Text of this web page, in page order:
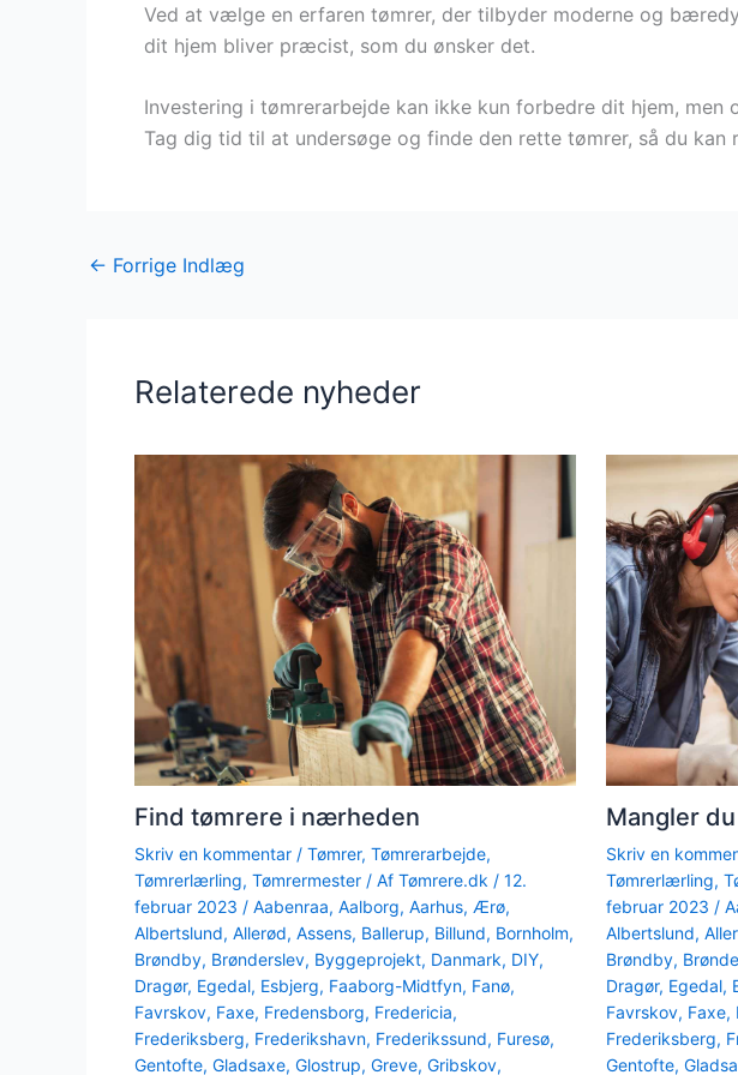
Ved at vælge en erfaren tømrer, der tilbyder moderne og
dit hjem bliver præcist, som du ønsker det.
Investering i tømrerarbejde kan ikke kun forbedre dit hjem,
Tag dig tid til at undersøge og finde den rette tømrer, så du kan
← Forrige Indlæg
Relaterede nyheder
Find tømrere i nærheden
Skriv en kommentar / Tømrer, Tømrerarbejde,
Tømrerlærling, Tømrermester / Af Tømrere.dk / 12.
februar 2023 / Aabenraa, Aalborg, Aarhus, Ærø,
Albertslund, Allerød, Assens, Ballerup, Billund, Bornholm,
Brøndby, Brønderslev, Byggeprojekt, Danmark, DIY,
Dragør, Egedal, Esbjerg, Faaborg-Midtfyn, Fanø,
Favrskov, Faxe, Fredensborg, Fredericia,
Frederiksberg, Frederikshavn, Frederikssund, Furesø,
Gentofte, Gladsaxe, Glostrup, Greve, Gribskov,
Mangler
Skriv en
Tømrerlærling,
februar 2023 /
Albertslund,
Brøndby,
Dragør, Egedal,
Favrskov, Faxe,
Frederiksberg,
Gentofte,